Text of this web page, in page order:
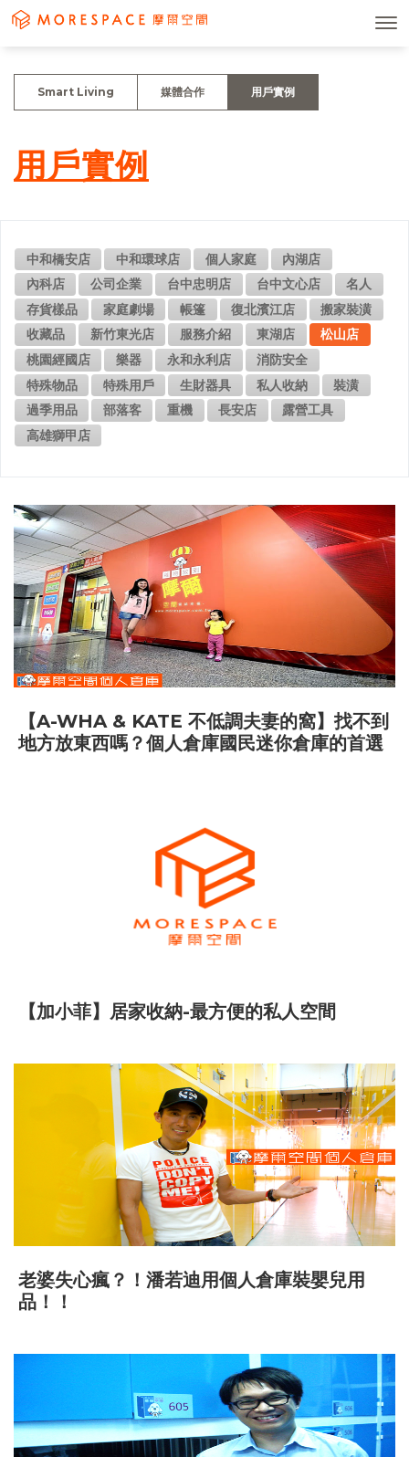
Smart Living 媒體合作 用戶實例
用戶實例
中和橋安店 中和環球店 個人家庭
內湖店
內科店
公司企業 台中忠明店 台中文心店
名人
存貨樣品
家庭劇場 帳篷 復北濱江店
搬家裝潢
收藏品
新竹東光店 服務介紹 東湖店
松山店
桃園經國店
樂器 永和永利店
消防安全
特殊物品
特殊用戶 生財器具 私人收納
裝潢
過季用品
部落客 重機 長安店
露營工具
高雄獅甲店
【A-WHA & KATE 不低調夫妻的窩】找不到
地方放東西嗎？個人倉庫國民迷你倉庫的首選
【加小菲】居家收納-最方便的私人空間
老婆失心瘋？！潘若迪用個人倉庫裝嬰兒用
品！！